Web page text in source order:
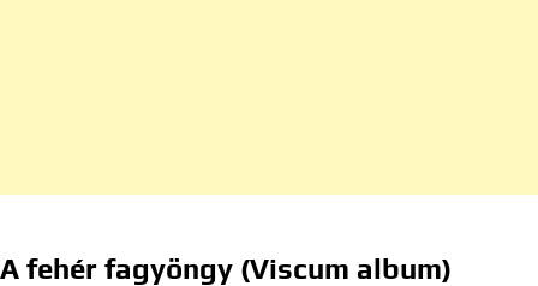
A fehér fagyöngy (Viscum album)